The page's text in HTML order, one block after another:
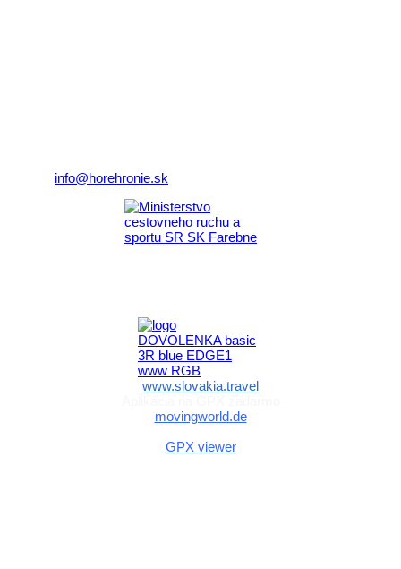
info@horehronie.sk
www.slovakia.travel
movingworld.de
GPX viewer